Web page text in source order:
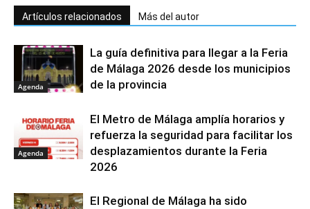
Artículos relacionados Más del autor
Agenda
La guía definitiva para llegar a la Feria
de Málaga 2026 desde los municipios
de la provincia
Agenda
El Metro de Málaga amplía horarios y
refuerza la seguridad para facilitar los
desplazamientos durante la Feria
2026
El Regional de Málaga ha sido